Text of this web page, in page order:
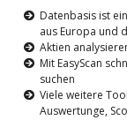
Datenbasis ist
aus Europa und
Aktien
Mit EasyScan
suchen
Viele weitere
Auswertunge,